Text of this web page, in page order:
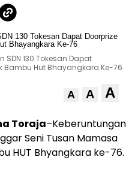
130 Tokesan Dapat
Bambu Hut Bhayangkara Ke-76
A A A
Toraja–Keberuntungan
Seni Tusan Mamasa
HUT Bhyangkara ke-76.